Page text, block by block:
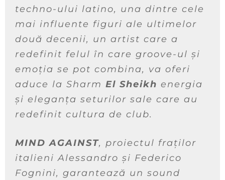
techno-ului latino, una dintre cele
mai influente figuri ale ultimelor
două decenii, un artist care a
redefinit felul în care groove-ul și
emoția se pot combina, va oferi
aduce la Sharm El Sheikh energia
și eleganța seturilor sale care au
redefinit cultura de club.
MIND AGAINST, proiectul fraților
italieni Alessandro și Federico
Fognini, garantează un sound